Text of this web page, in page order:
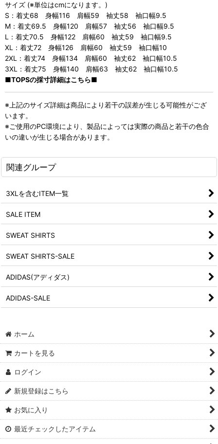
サイズ (※単位はcmになります。)
S：着丈68 身幅116 肩幅59 袖丈58 袖口幅9.5
M：着丈69.5 身幅120 肩幅57 袖丈56 袖口幅9.5
L：着丈70.5 身幅122 肩幅60 袖丈59 袖口幅9.5
XL：着丈72 身幅126 肩幅60 袖丈59 袖口幅10
2XL：着丈74 身幅134 肩幅60 袖丈62 袖口幅10.5
3XL：着丈75 身幅140 肩幅63 袖丈62 袖口幅10.5
■TOPSの採寸詳細はこちら■
※上記のサイズ詳細は商品により若干の誤差が生じる可能性がござ
います。
※ご使用のPC環境により、製品によっては実際の商品と若干の色合
いの違いが生じる場合があります。
関連グループ
3XLを含むITEM一覧
SALE ITEM
SWEAT SHIRTS
SWEAT SHIRTS-SALE
ADIDAS(アディダス)
ADIDAS-SALE
ホーム
カートを見る
ログイン
新規登録はこちら
お気に入り
最近チェックしたアイテム